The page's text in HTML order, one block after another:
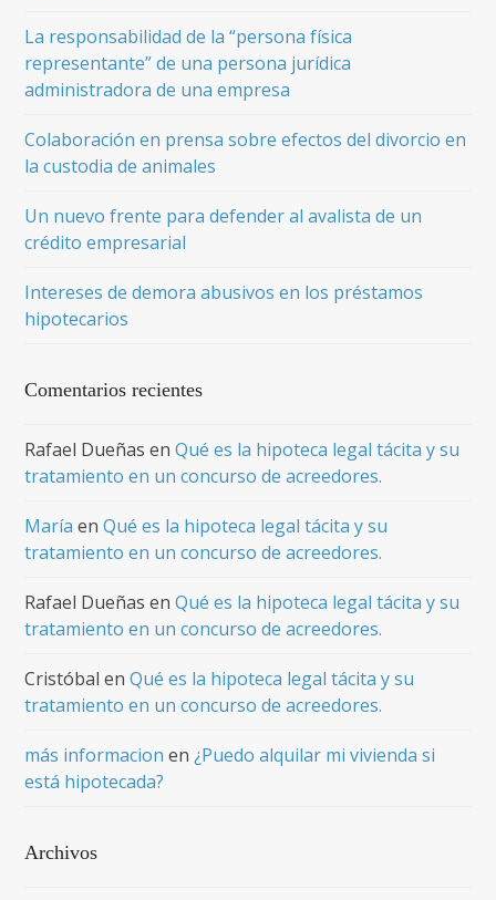
La responsabilidad de la “persona física
representante” de una persona jurídica
administradora de una empresa
Colaboración en prensa sobre efectos del divorcio en
la custodia de animales
Un nuevo frente para defender al avalista de un
crédito empresarial
Intereses de demora abusivos en los préstamos
hipotecarios
Comentarios recientes
Rafael Dueñas enQué es la hipoteca legal tácita y su
tratamiento en un concurso de acreedores.
María enQué es la hipoteca legal tácita y su
tratamiento en un concurso de acreedores.
Rafael Dueñas enQué es la hipoteca legal tácita y su
tratamiento en un concurso de acreedores.
Cristóbal enQué es la hipoteca legal tácita y su
tratamiento en un concurso de acreedores.
más informacion en¿Puedo alquilar mi vivienda si
está hipotecada?
Archivos